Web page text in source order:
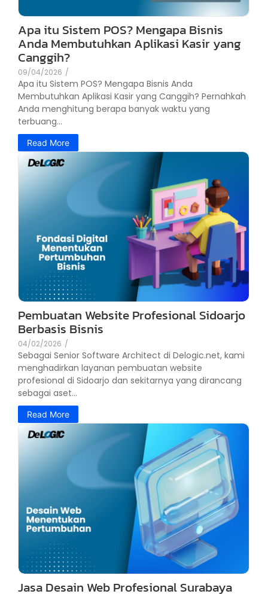
Apa itu Sistem POS? Mengapa Bisnis
Anda Membutuhkan Aplikasi Kasir yang
Canggih?
09/04/2026 /
Apa itu Sistem POS? Mengapa Bisnis Anda
Membutuhkan Aplikasi Kasir yang Canggih? Pernahkah
Anda menghitung berapa banyak waktu yang
terbuang...
Read More
Pembuatan Website Profesional Sidoarjo
Berbasis Bisnis
04/02/2026 /
Sebagai Senior Software Architect di Delogic.net, kami
menghadirkan layanan pembuatan website
profesional di Sidoarjo dan sekitarnya yang dirancang
sebagai aset...
Read More
Jasa Desain Web Profesional Surabaya